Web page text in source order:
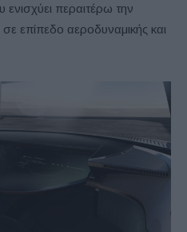
περαιτέρω την
επίπεδο αεροδυναμικής και